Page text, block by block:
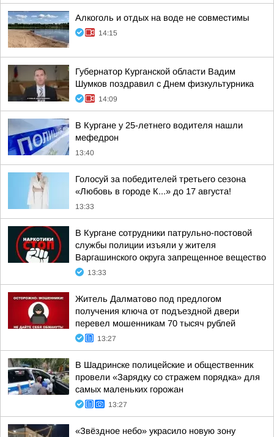
Алкоголь и отдых на воде не совместимы
14:15
Губернатор Курганской области Вадим
Шумков поздравил с Днем физкультурника
14:09
В Кургане у 25-летнего водителя нашли
мефедрон
13:40
Голосуй за победителей третьего сезона
«Любовь в городе К...» до 17 августа!
13:33
В Кургане сотрудники патрульно-постовой
службы полиции изъяли у жителя
Варгашинского округа запрещенное вещество
13:33
Житель Далматово под предлогом
получения ключа от подъездной двери
перевел мошенникам 70 тысяч рублей
13:27
В Шадринске полицейские и общественник
провели «Зарядку со стражем порядка» для
самых маленьких горожан
13:27
«Звёздное небо» украсило новую зону